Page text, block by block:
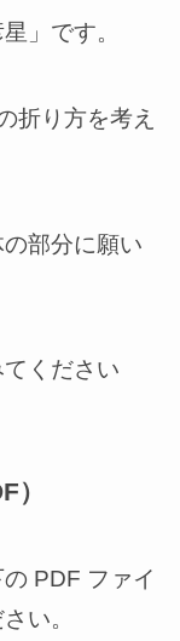
」です。
折り方を考え
部分に願い
ください
）
PDF ファイ
い。